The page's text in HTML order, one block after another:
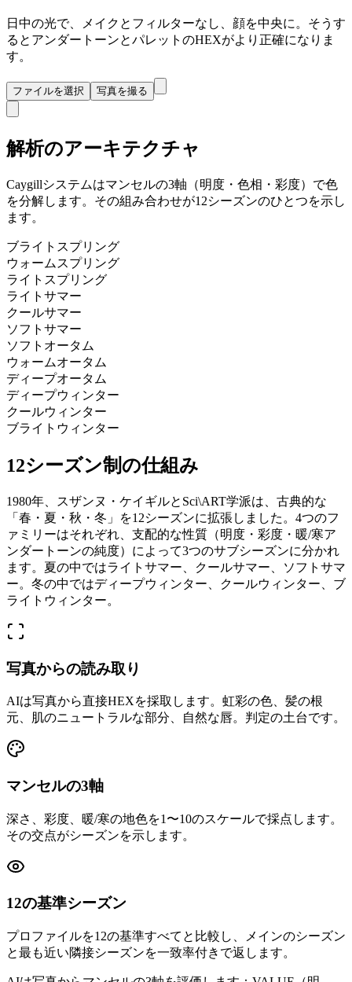
日中の光で、メイクとフィルターなし、顔を中央に。そうす
るとアンダートーンとパレットのHEXがより正確になりま
す。
ファイルを選択 写真を撮る
解析のアーキテクチャ
Caygillシステムはマンセルの3軸（明度・色相・彩度）で色
を分解します。その組み合わせが12シーズンのひとつを示し
ます。
ブライトスプリング
ウォームスプリング
ライトスプリング
ライトサマー
クールサマー
ソフトサマー
ソフトオータム
ウォームオータム
ディープオータム
ディープウィンター
クールウィンター
ブライトウィンター
12シーズン制の仕組み
1980年、スザンヌ・ケイギルとSci\ART学派は、古典的な
「春・夏・秋・冬」を12シーズンに拡張しました。4つのフ
ァミリーはそれぞれ、支配的な性質（明度・彩度・暖/寒ア
ンダートーンの純度）によって3つのサブシーズンに分かれ
ます。夏の中ではライトサマー、クールサマー、ソフトサマ
ー。冬の中ではディープウィンター、クールウィンター、ブ
ライトウィンター。
写真からの読み取り
AIは写真から直接HEXを採取します。虹彩の色、髪の根
元、肌のニュートラルな部分、自然な唇。判定の土台です。
マンセルの3軸
深さ、彩度、暖/寒の地色を1〜10のスケールで採点します。
その交点がシーズンを示します。
12の基準シーズン
プロファイルを12の基準すべてと比較し、メインのシーズン
と最も近い隣接シーズンを一致率付きで返します。